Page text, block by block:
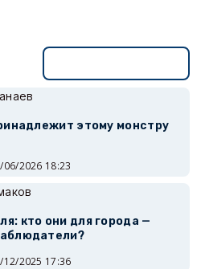
этому монстру
06/2026 18:23
кто они для города —
12/2025 17:36